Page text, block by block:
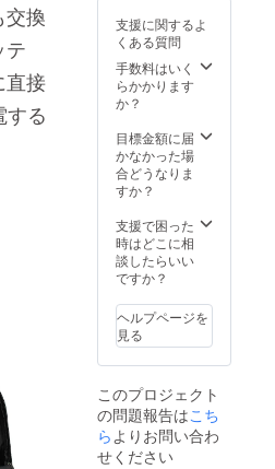
交換
テ
直接
する
ワイヤ
レス充
電スタ
ンド 2
個・カ
ウン
ト 2
個・送
料：
（国内
一律）
支援に関するよ
くある質問
手数料はいく
らかかります
か？
目標金額に届
かなかった場
合どうなりま
すか？
支援で困った
時はどこに相
談したらいい
ですか？
ヘルプページを
見る
このプロジェクト
の問題報告はこち
らよりお問い合わ
せください